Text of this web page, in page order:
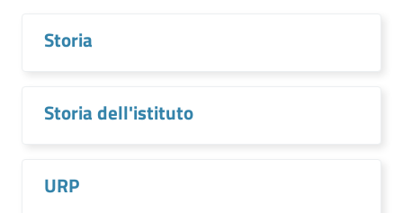
Storia
Storia dell'istituto
URP